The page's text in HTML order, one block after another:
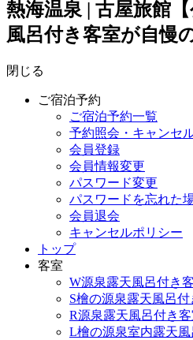
熱海温泉 | 古屋旅館
風呂付き客室が自慢
閉じる
ご宿泊予約
ご宿泊予約一覧
予約照会・キャンセ
会員登録
会員情報変更
パスワード変更
パスワードを忘れた
会員退会
キャンセルポリシー
トップ
客室
W源泉露天風呂付き
S檜の源泉露天風呂
R源泉露天風呂付き
L檜の源泉室内露天